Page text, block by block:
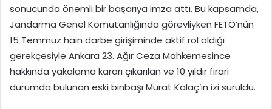
sonucunda önemli bir başarıya imza attı. Bu kapsamda,
Jandarma Genel Komutanlığında görevliyken FETÖ’nün
15 Temmuz hain darbe girişiminde aktif rol aldığı
gerekçesiyle Ankara 23. Ağır Ceza Mahkemesince
hakkında yakalama kararı çıkarılan ve 10 yıldır firari
durumda bulunan eski binbaşı Murat Kalaç’ın izi sürüldü.